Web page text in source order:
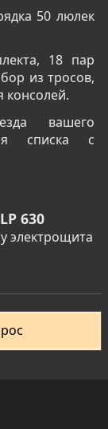
50 люлек
18 пар
из тросов,
консолей.
вашего
списка с
630
электрощита